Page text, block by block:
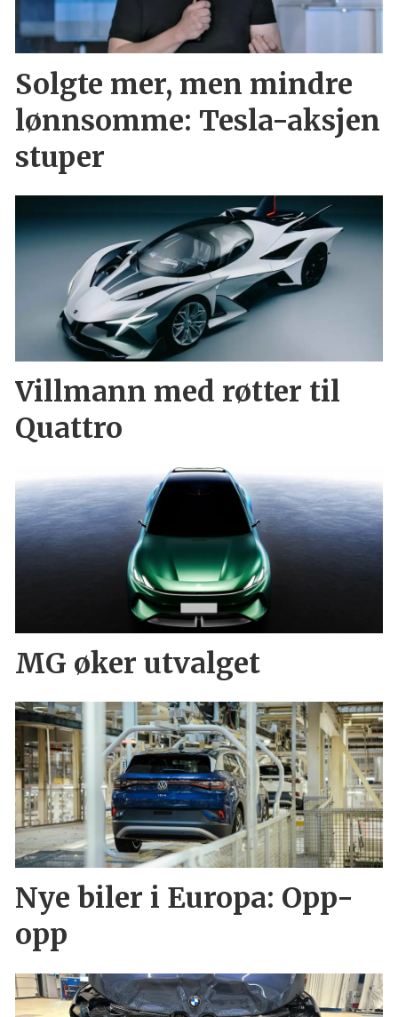
Solgte mer, men mindre
lønnsomme: Tesla-aksjen
stuper
Villmann med røtter til
Quattro
MG øker utvalget
Nye biler i Europa: Opp-
opp